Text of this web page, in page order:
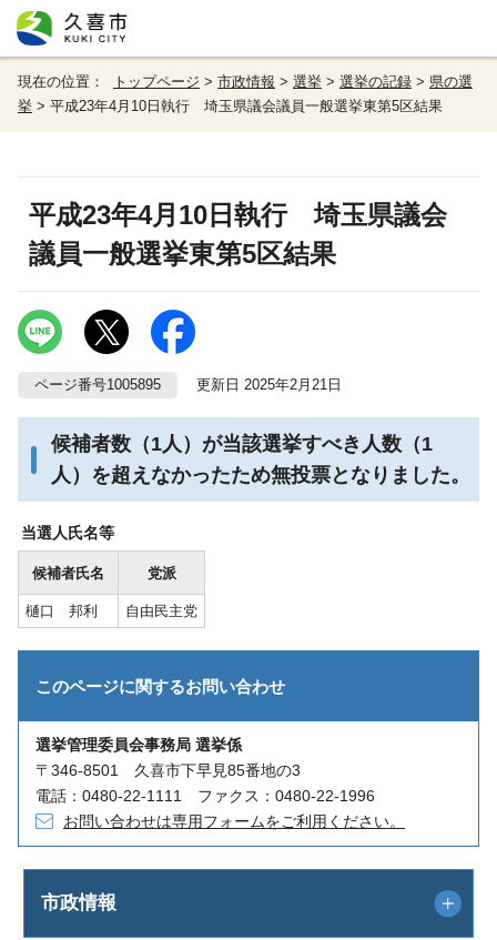
現在の位置： トップページ > 市政情報 > 選挙 > 選挙の記録 > 県の選
挙 > 平成23年4月10日執行 埼玉県議会議員一般選挙東第5区結果
平成23年4月10日執行 埼玉県議会
議員一般選挙東第5区結果
ページ番号1005895 更新日 2025年2月21日
候補者数（1人）が当該選挙すべき人数（1
人）を超えなかったため無投票となりました。
当選人氏名等
候補者氏名 党派
樋口 邦利 自由民主党
このページに関するお問い合わせ
選挙管理委員会事務局 選挙係
〒346-8501 久喜市下早見85番地の3
電話：0480-22-1111 ファクス：0480-22-1996
お問い合わせは専用フォームをご利用ください。
市政情報